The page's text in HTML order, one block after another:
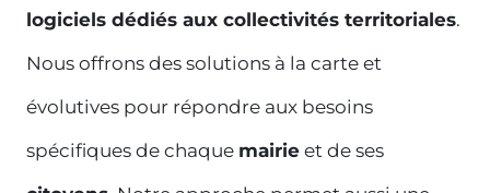
Nous offrons des solutions à la carte et
évolutives pour répondre aux besoins
spécifiques de chaquemairie et de ses
citoyens. Notre approche permet aussi une